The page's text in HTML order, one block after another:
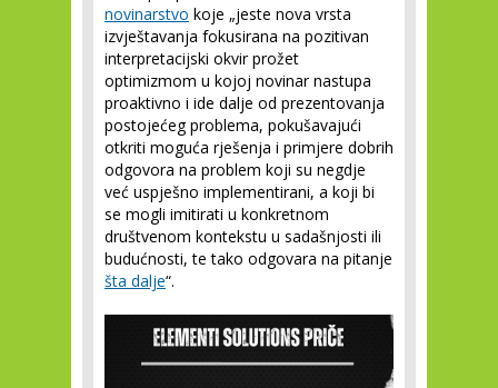
novinarstvo koje „jeste nova vrsta
izvještavanja fokusirana na pozitivan
interpretacijski okvir prožet
optimizmom u kojoj novinar nastupa
proaktivno i ide dalje od prezentovanja
postojećeg problema, pokušavajući
otkriti moguća rješenja i primjere dobrih
odgovora na problem koji su negdje
već uspješno implementirani, a koji bi
se mogli imitirati u konkretnom
društvenom kontekstu u sadašnjosti ili
budućnosti, te tako odgovara na pitanje
šta dalje“.